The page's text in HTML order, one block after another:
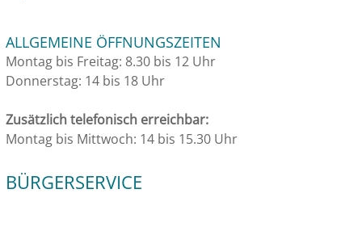
ALLGEMEINE ÖFFNUNGSZEITEN
Montag bis Freitag: 8.30 bis 12 Uhr
Donnerstag: 14 bis 18 Uhr
Zusätzlich telefonisch erreichbar:
Montag bis Mittwoch: 14 bis 15.30 Uhr
BÜRGERSERVICE